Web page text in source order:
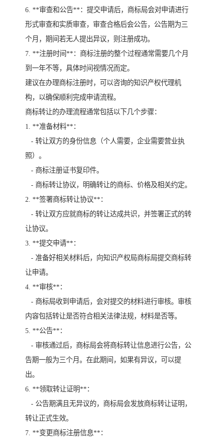
6. **审查和公告**：提交申请后，商标局会对申请进行
形式审查和实质审查，审查合格后会公告，公告期为三
个月，期间若无人提出异议，则注册成功。
7. **注册时间**：商标注册的整个过程通常需要几个月
到一年不等，具体时间视情况而定。
建议在办理商标注册时，可以咨询的知识产权代理机
构，以确保顺利完成申请流程。
商标转让的办理流程通常包括以下几个步骤：
1. **准备材料**：
- 转让双方的身份信息（个人需要，企业需要营业执
照）。
- 商标注册证书复印件。
- 商标转让协议，明确转让的商标、价格及相关约定。
2. **签署商标转让协议**：
- 转让双方应就商标的转让达成共识，并签署正式的转
让协议。
3. **提交申请**：
- 准备好相关材料后，向知识产权局商标局提交商标转
让申请。
4. **审核**：
- 商标局收到申请后，会对提交的材料进行审核。审核
内容包括转让是否符合相关法律法规，材料是否等。
5. **公告**：
- 审核通过后，商标局会将商标转让信息进行公告，公
告期一般为三个月。在此期间，如果有异议，可以提
出。
6. **领取转让证明**：
- 公告期满且无异议的，商标局会发放商标转让证明，
转让正式生效。
7. **变更商标注册信息**：